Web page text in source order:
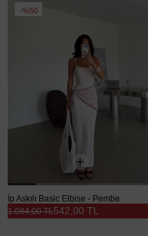
%50
İp Askılı Basic Elbise - Pembe
542,00 TL
1.084,00 TL